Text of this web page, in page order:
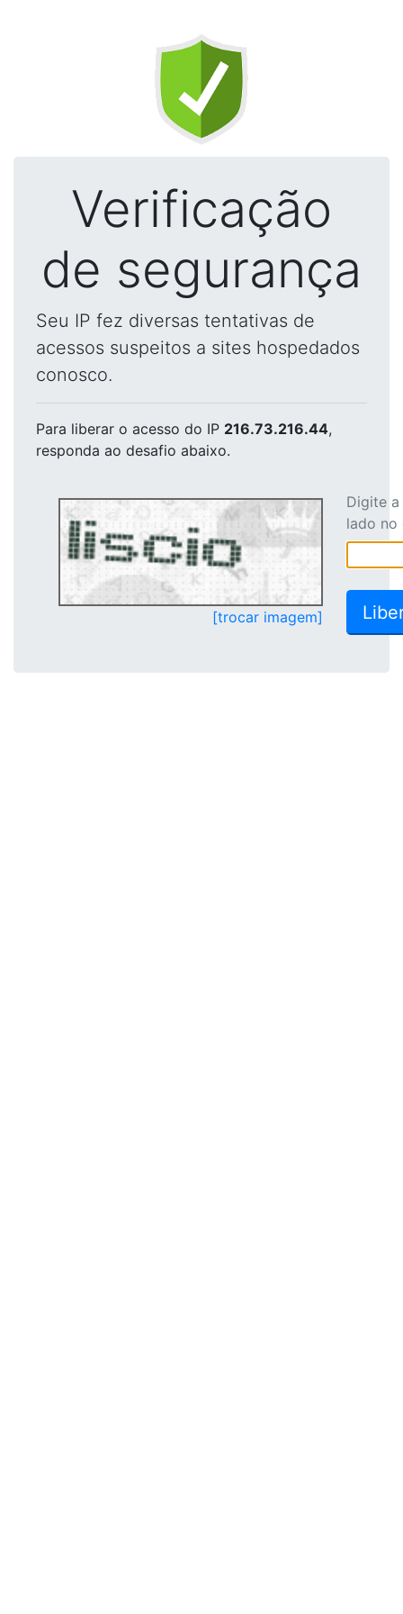
Verificação
de segurança
Seu IP fez diversas tentativas de
acessos suspeitos a sites hospedados
conosco.
Para liberar o acesso do IP 216.73.216.44,
responda ao desafio abaixo.
[trocar imagem]
Digite
lado no